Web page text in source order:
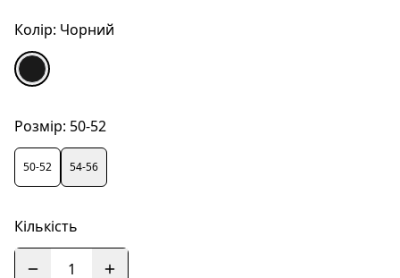
Колір: Чорний
Розмір: 50-52
50-52 54-56
Кількість
1